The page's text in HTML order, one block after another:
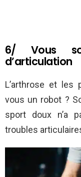
6/ Vous
d’articulation
L’arthrose et les
vous un robot ?
sport doux n’a
troubles